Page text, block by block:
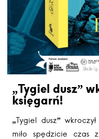
„Tygiel dusz”
księgarń!
„Tygiel dusz”
miło spędzicie czas